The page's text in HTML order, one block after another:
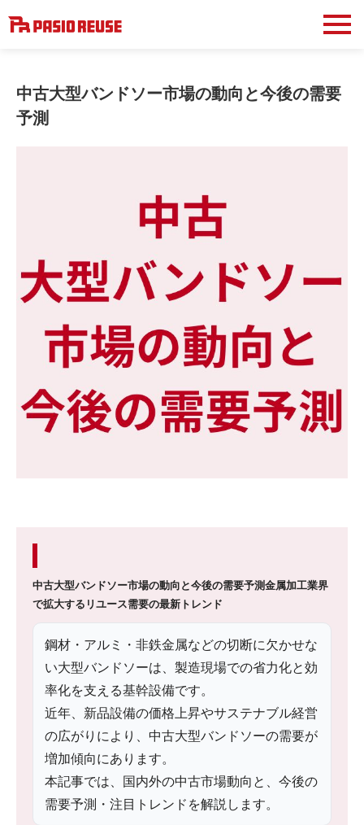
中古大型バンドソー市場の動向と今後の需要
予測
中古大型バンドソー市場の動向と今後の需要予測金属加工業界
で拡大するリユース需要の最新トレンド
鋼材・アルミ・非鉄金属などの切断に欠かせな
い大型バンドソーは、製造現場での省力化と効
率化を支える基幹設備です。
近年、新品設備の価格上昇やサステナブル経営
の広がりにより、中古大型バンドソーの需要が
増加傾向にあります。
本記事では、国内外の中古市場動向と、今後の
需要予測・注目トレンドを解説します。